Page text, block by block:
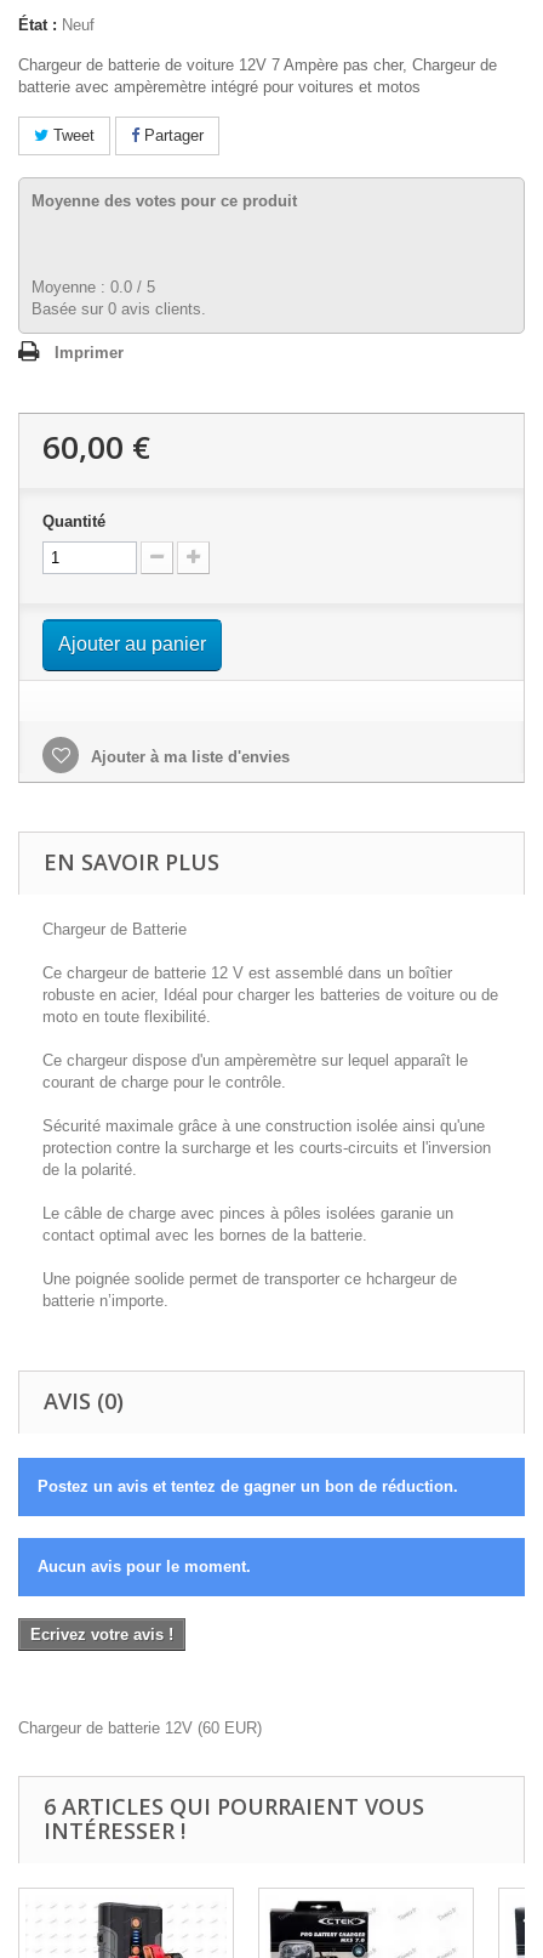
État : Neuf
Chargeur de batterie de voiture 12V 7 Ampère pas cher, Chargeur de
batterie avec ampèremètre intégré pour voitures et motos
Tweet Partager
Moyenne des votes pour ce produit
Moyenne : 0.0 / 5
Basée sur 0 avis clients.
Imprimer
60,00 €
Quantité
Ajouter au panier
Ajouter à ma liste d'envies
EN SAVOIR PLUS
Chargeur de Batterie
Ce chargeur de batterie 12 V est assemblé dans un boîtier
robuste en acier, Idéal pour charger les batteries de voiture ou de
moto en toute flexibilité.
Ce chargeur dispose d'un ampèremètre sur lequel apparaît le
courant de charge pour le contrôle.
Sécurité maximale grâce à une construction isolée ainsi qu'une
protection contre la surcharge et les courts-circuits et l'inversion
de la polarité.
Le câble de charge avec pinces à pôles isolées garanie un
contact optimal avec les bornes de la batterie.
Une poignée soolide permet de transporter ce hchargeur de
batterie n’importe.
AVIS (0)
Postez un avis et tentez de gagner un bon de réduction.
Aucun avis pour le moment.
Ecrivez votre avis !
Chargeur de batterie 12V (60 EUR)
6 ARTICLES QUI POURRAIENT VOUS
INTÉRESSER !